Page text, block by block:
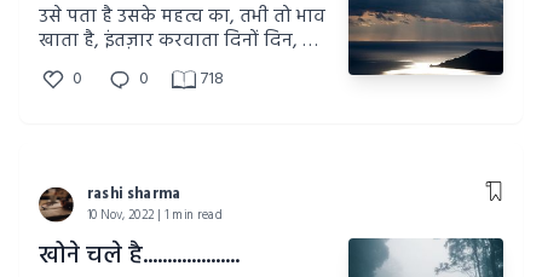
उसे पता है उसके महत्व का, तभी तो भाव
खाता है, इंतज़ार करवाता दिनों दिन, फिर
कहीं जा के अपनी झलक दिखाता है.
0 0 718
rashi sharma
10 Nov, 2022 | 1 min read
खोने चले है....................